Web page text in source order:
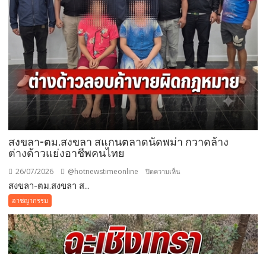
สงขลา-ตม.สงขลา สแกนตลาดนัดพม่า กวาดล้าง
ต่างด้าวแย่งอาชีพคนไทย
26/07/2026 @hotnewstimeonline ปิดความเห็น
ตลาด
นัด
พม่า
สงขลา-ตม.สงขลา ส...
อาชญากรรม